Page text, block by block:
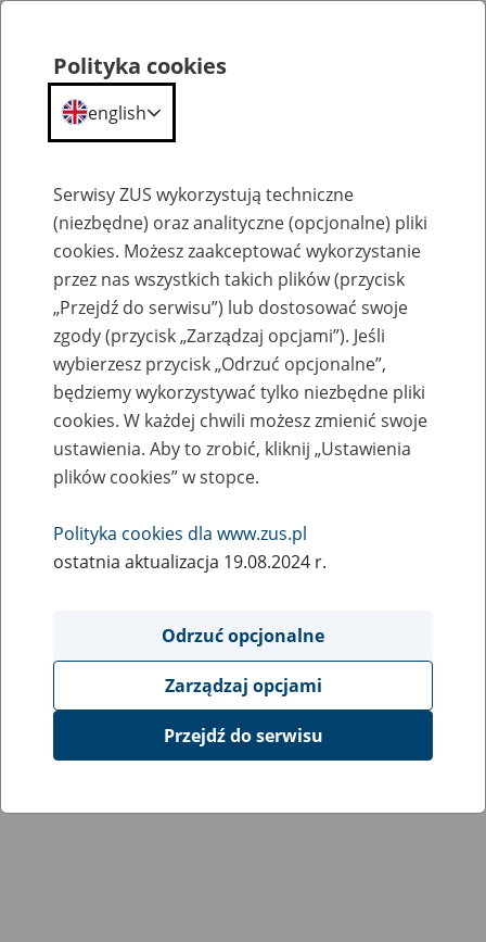
Kalendarium
Polityka cookies
english
Serwisy ZUS wykorzystują techniczne
(niezbędne) oraz analityczne (opcjonalne) pliki
cookies. Możesz zaakceptować wykorzystanie
przez nas wszystkich takich plików (przycisk
„Przejdź do serwisu”) lub dostosować swoje
zgody (przycisk „Zarządzaj opcjami”). Jeśli
wybierzesz przycisk „Odrzuć opcjonalne”,
będziemy wykorzystywać tylko niezbędne pliki
cookies. W każdej chwili możesz zmienić swoje
ustawienia. Aby to zrobić, kliknij „Ustawienia
plików cookies” w stopce.
Polityka cookies dla www.zus.pl
ostatnia aktualizacja 19.08.2024 r.
Odrzuć opcjonalne
Zarządzaj opcjami
Przejdź do serwisu